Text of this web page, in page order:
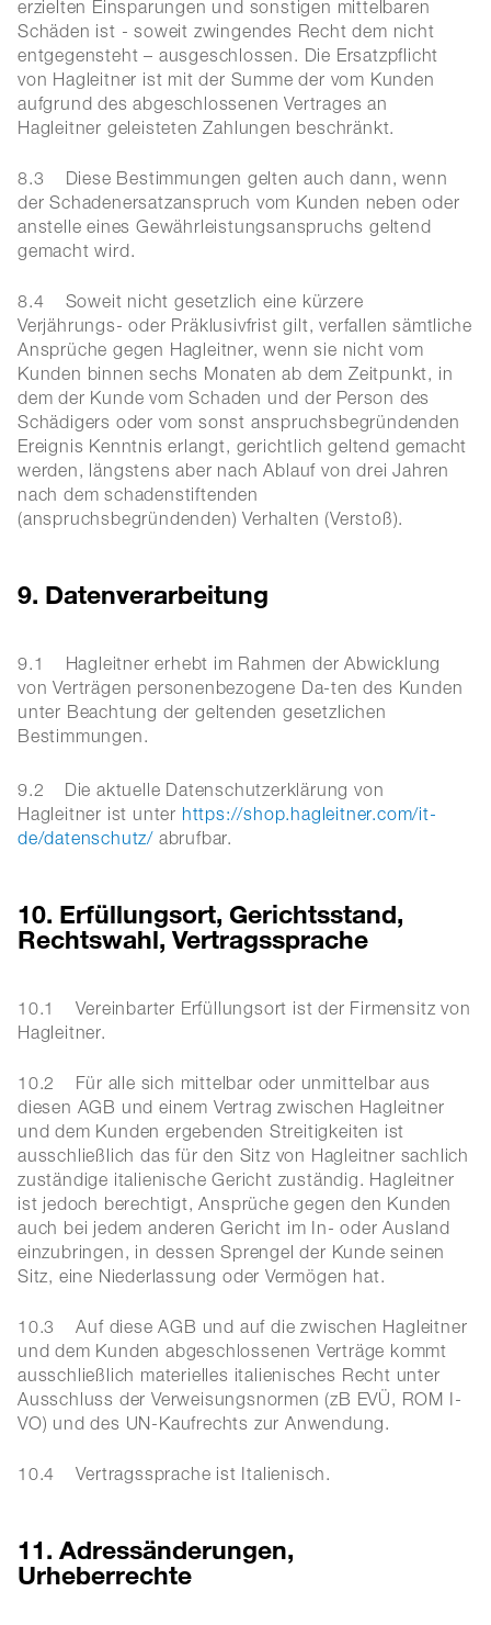
erzielten Einsparungen und sonstigen mittelbaren
Schäden ist - soweit zwingendes Recht dem nicht
entgegensteht – ausgeschlossen. Die Ersatzpflicht
von Hagleitner ist mit der Summe der vom Kunden
aufgrund des abgeschlossenen Vertrages an
Hagleitner geleisteten Zahlungen beschränkt.
8.3 Diese Bestimmungen gelten auch dann, wenn
der Schadenersatzanspruch vom Kunden neben oder
anstelle eines Gewährleistungsanspruchs geltend
gemacht wird.
8.4 Soweit nicht gesetzlich eine kürzere
Verjährungs- oder Präklusivfrist gilt, verfallen sämtliche
Ansprüche gegen Hagleitner, wenn sie nicht vom
Kunden binnen sechs Monaten ab dem Zeitpunkt, in
dem der Kunde vom Schaden und der Person des
Schädigers oder vom sonst anspruchsbegründenden
Ereignis Kenntnis erlangt, gerichtlich geltend gemacht
werden, längstens aber nach Ablauf von drei Jahren
nach dem schadenstiftenden
(anspruchsbegründenden) Verhalten (Verstoß).
9. Datenverarbeitung
9.1 Hagleitner erhebt im Rahmen der Abwicklung
von Verträgen personenbezogene Da-ten des Kunden
unter Beachtung der geltenden gesetzlichen
Bestimmungen.
9.2
Die aktuelle Datenschutzerklärung von
Hagleitner ist unter https://shop.hagleitner.com/it-
de/datenschutz/ abrufbar.
10. Erfüllungsort, Gerichtsstand,
Rechtswahl, Vertragssprache
10.1 Vereinbarter Erfüllungsort ist der Firmensitz von
Hagleitner.
10.2 Für alle sich mittelbar oder unmittelbar aus
diesen AGB und einem Vertrag zwischen Hagleitner
und dem Kunden ergebenden Streitigkeiten ist
ausschließlich das für den Sitz von Hagleitner sachlich
zuständige italienische Gericht zuständig. Hagleitner
ist jedoch berechtigt, Ansprüche gegen den Kunden
auch bei jedem anderen Gericht im In- oder Ausland
einzubringen, in dessen Sprengel der Kunde seinen
Sitz, eine Niederlassung oder Vermögen hat.
10.3 Auf diese AGB und auf die zwischen Hagleitner
und dem Kunden abgeschlossenen Verträge kommt
ausschließlich materielles italienisches Recht unter
Ausschluss der Verweisungsnormen (zB EVÜ, ROM I-
VO) und des UN-Kaufrechts zur Anwendung.
10.4 Vertragssprache ist Italienisch.
11. Adressänderungen,
Urheberrechte